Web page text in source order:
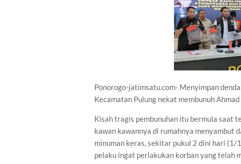
Ponorogo-jatimsatu.com- Menyimpan
Kecamatan Pulung nekat membunuh
Kisah tragis pembunuhan itu bermula saat
kawan kawannya di rumahnya menyambut
minuman keras, sekitar pukul 2 dini hari
pelaku ingat perlakukan korban yang telah